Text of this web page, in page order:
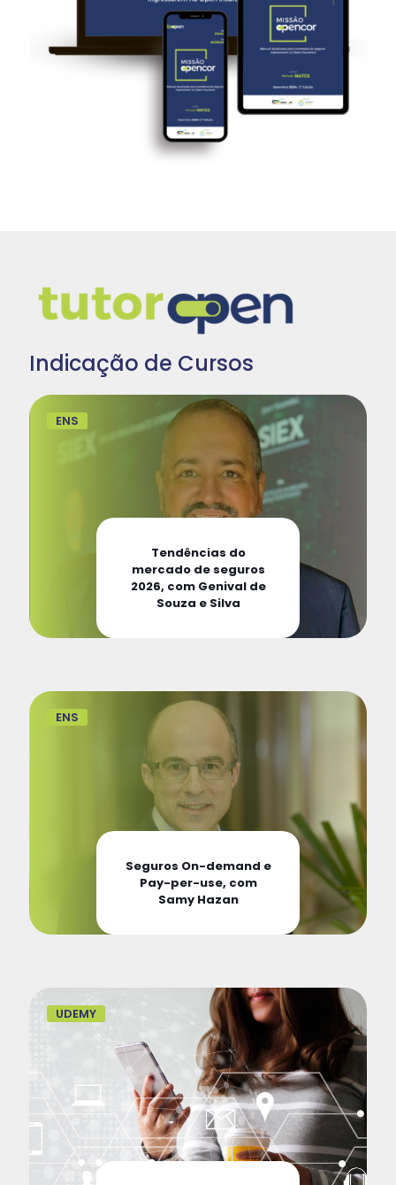
Indicação de Cursos
ENS
Tendências do
mercado de seguros
2026, com Genival de
Souza e Silva
ENS
Seguros On-demand e
Pay-per-use, com
Samy Hazan
UDEMY